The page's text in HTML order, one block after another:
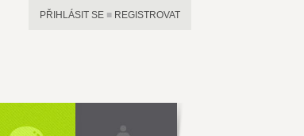
PŘIHLÁSIT SE ■ REGISTROVAT